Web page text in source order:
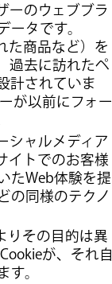
ーのウェブブラ
タです。
た商品など）を
過去に訪れたペ
計されていま
が以前にフォー
シャルメディア
イトでのお客様
たWeb体験を提
の同様のテクノ
りその目的は異
が、それ自
。